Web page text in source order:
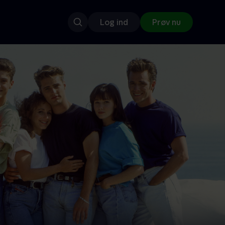
Log ind Prøv nu